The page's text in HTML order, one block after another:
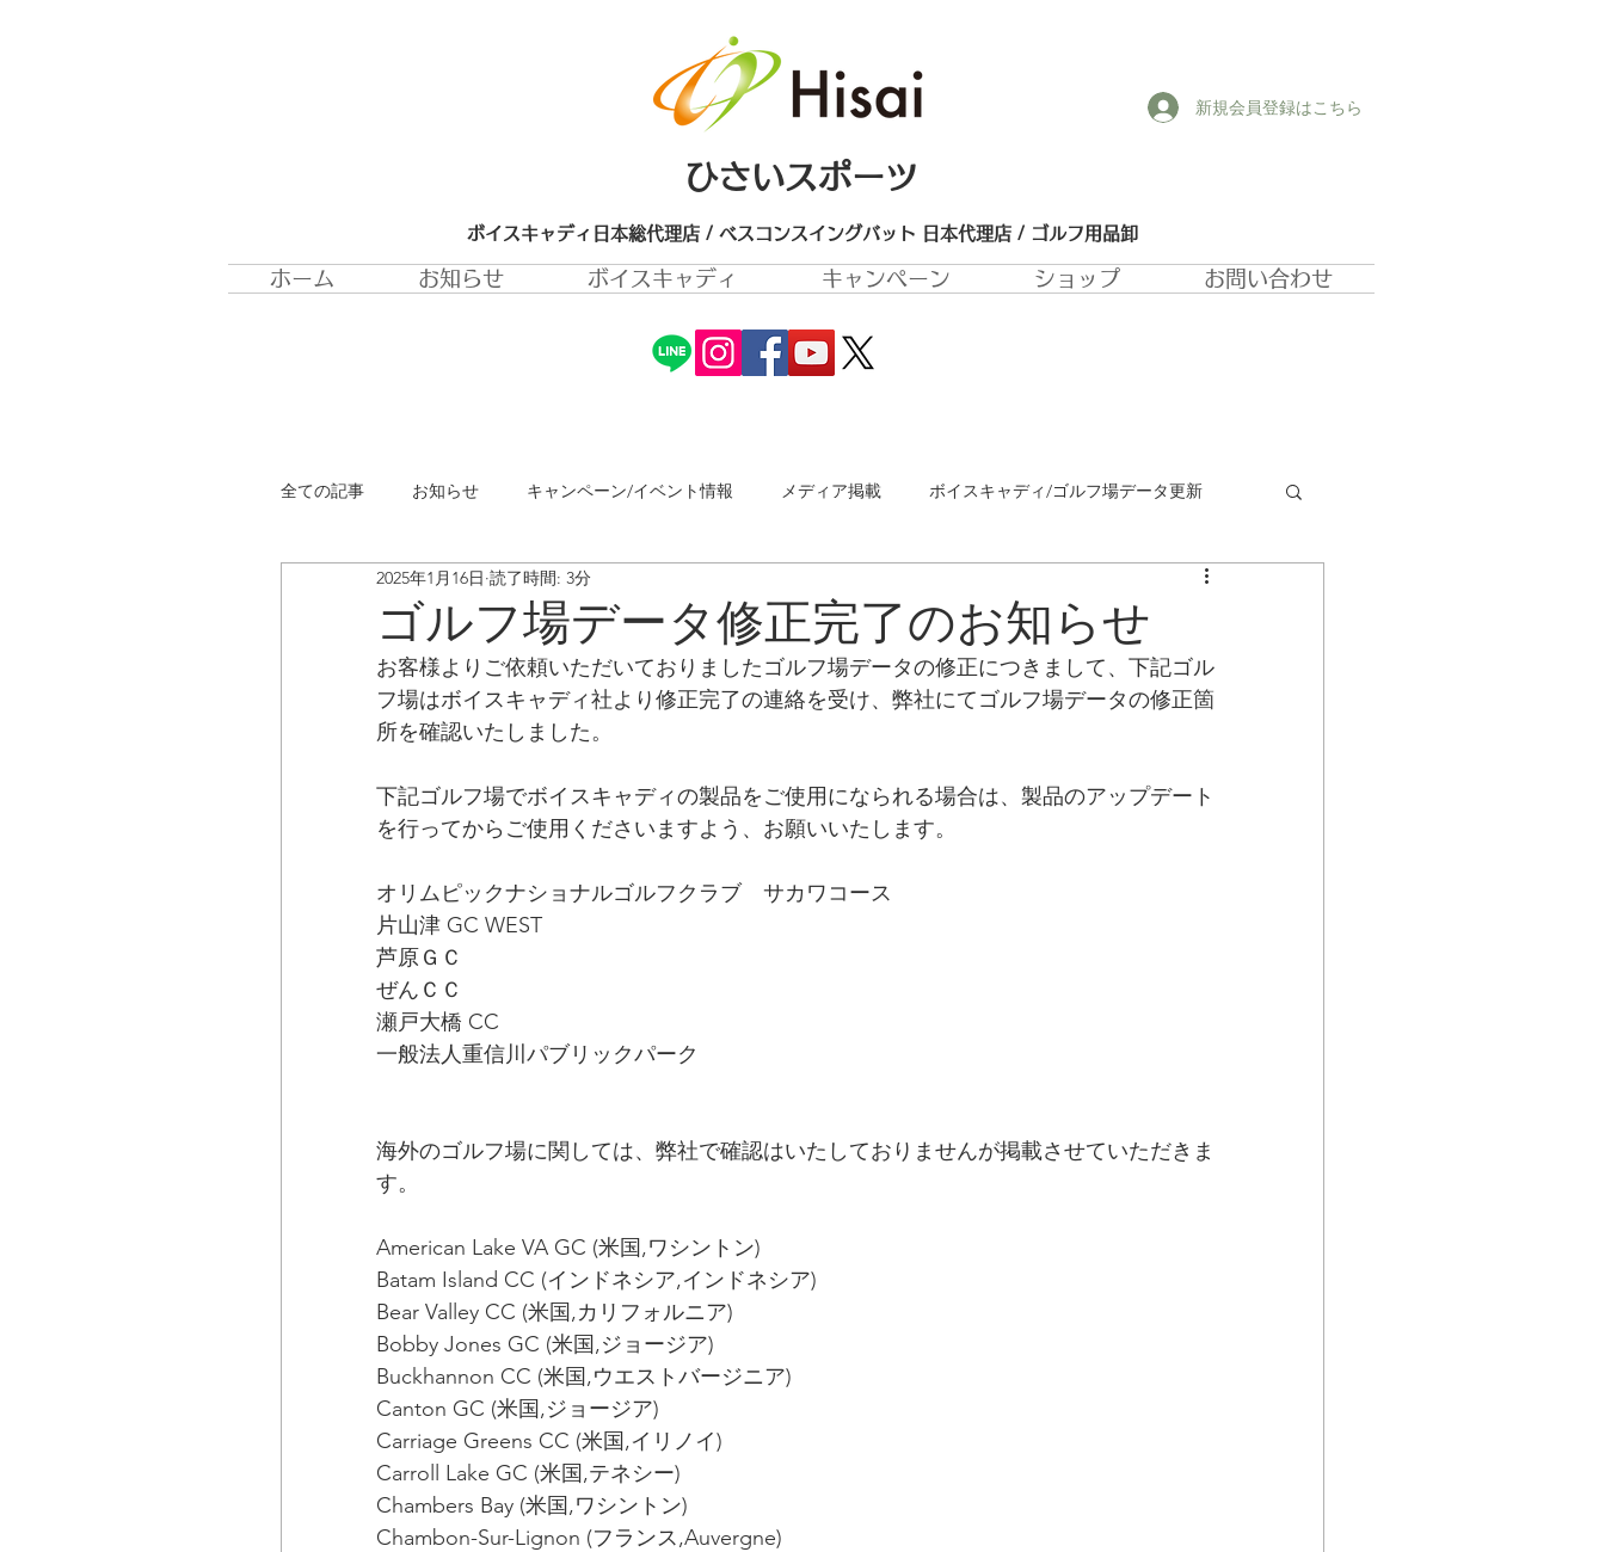
新規会員登録はこちら
ひさいスポーツ
ボイスキャディ日本総代理店 / ベスコンスイングバット 日本代理店​ / ゴルフ用品卸
ホーム お知らせ ボイスキャディ キャンペーン ショップ お問い合わせ
全ての記事 お知らせ キャンペーン/イベント情報 メディア掲載 ボイスキャディ/ゴルフ場データ更新
ボイスキャディ/アップデート情報
お客様の声 コラム
ゴルフ場データ修正完了のお知らせ
2025年1月16日 読了時間: 3分
お客様よりご依頼いただいておりましたゴルフ場データの修正につきまして、下記ゴル
フ場はボイスキャディ社より修正完了の連絡を受け、弊社にてゴルフ場データの修正箇
所を確認いたしました。
下記ゴルフ場でボイスキャディの製品をご使用になられる場合は、製品のアップデート
を行ってからご使用くださいますよう、お願いいたします。
オリムピックナショナルゴルフクラブ　サカワコース
片山津 GC WEST
芦原ＧＣ
ぜんＣＣ
瀬戸大橋 CC
一般法人重信川パブリックパーク
海外のゴルフ場に関しては、弊社で確認はいたしておりませんが掲載させていただきま
す。
American Lake VA GC (米国,ワシントン)
Batam Island CC (インドネシア,インドネシア)
Bear Valley CC (米国,カリフォルニア)
Bobby Jones GC (米国,ジョージア)
Buckhannon CC (米国,ウエストバージニア)
Canton GC (米国,ジョージア)
Carriage Greens CC (米国,イリノイ)
Carroll Lake GC (米国,テネシー)
Chambers Bay (米国,ワシントン)
Chambon-Sur-Lignon (フランス,Auvergne)